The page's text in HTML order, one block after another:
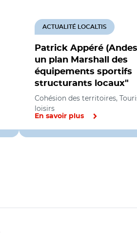
Patrick Appéré
un plan Marshall des
équipements sportifs
structurants locaux"
ACTUALITÉ LOCALTIS
Cohésion des territoires,
loisirs
En savoir plus